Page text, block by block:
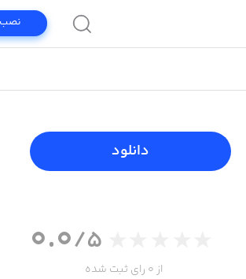
دانلود
0.0/5
از 0 رای ثبت شده